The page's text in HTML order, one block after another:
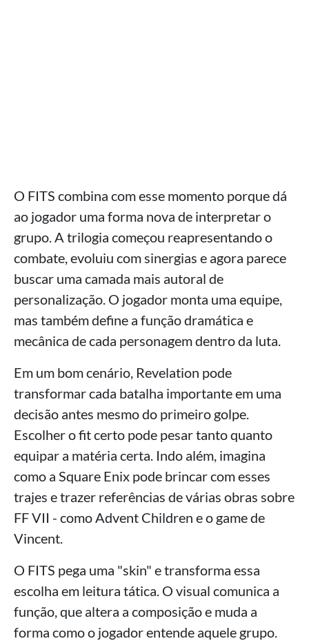
O FITS combina com esse momento porque dá
ao jogador uma forma nova de interpretar o
grupo. A trilogia começou reapresentando o
combate, evoluiu com sinergias e agora parece
buscar uma camada mais autoral de
personalização. O jogador monta uma equipe,
mas também define a função dramática e
mecânica de cada personagem dentro da luta.
Em um bom cenário, Revelation pode
transformar cada batalha importante em uma
decisão antes mesmo do primeiro golpe.
Escolher o fit certo pode pesar tanto quanto
equipar a matéria certa. Indo além, imagina
como a Square Enix pode brincar com esses
trajes e trazer referências de várias obras sobre
FF VII - como Advent Children e o game de
Vincent.
O FITS pega uma "skin" e transforma essa
escolha em leitura tática. O visual comunica a
função, que altera a composição e muda a
forma como o jogador entende aquele grupo.